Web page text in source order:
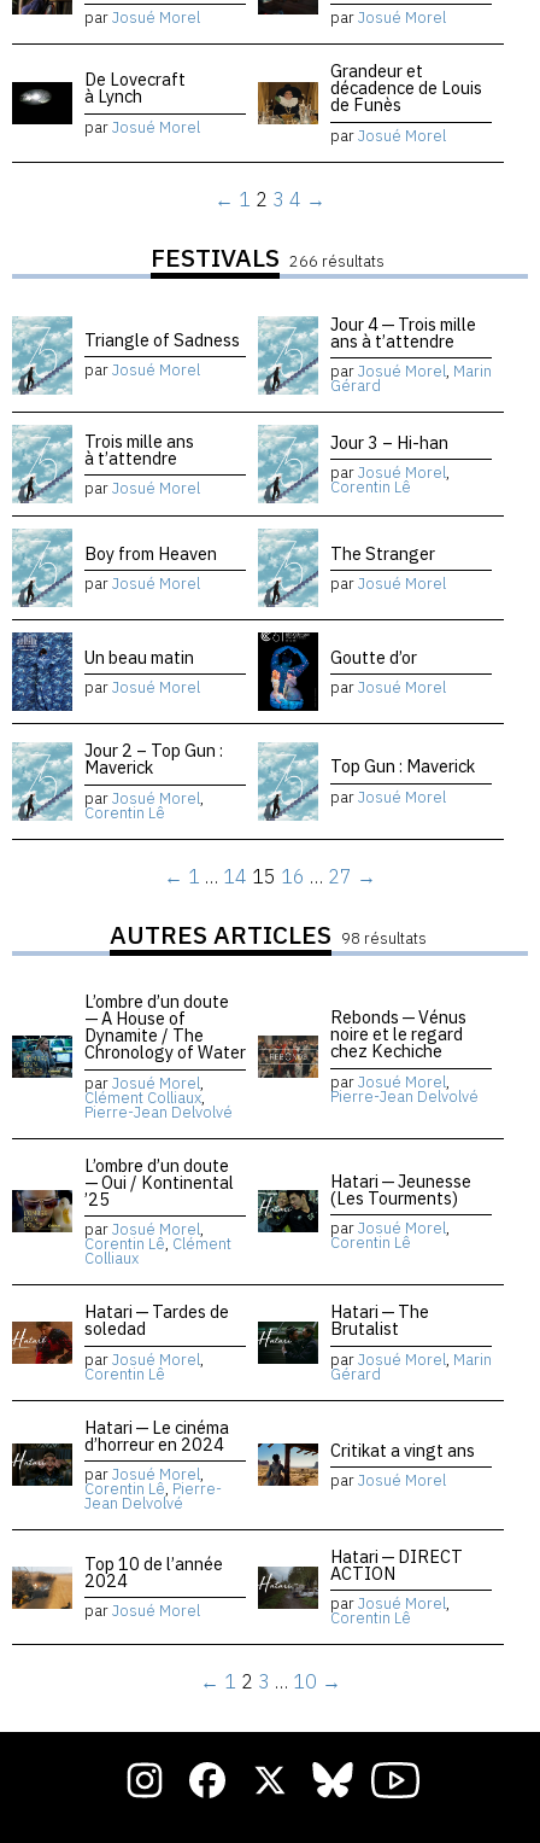
parJosué Morel parJosué Morel
De Lovecraft
à Lynch
parJosué Morel
Grandeur et
décadence de Louis
de Funès
parJosué Morel
← 1 2 3 4 →
FESTIVALS 266 résultats
Triangle of Sadness
parJosué Morel
Jour 4 — Trois mille
ans à t’attendre
parJosué Morel, Marin
Gérard
Trois mille ans
à t’attendre
parJosué Morel
Jour 3 – Hi-han
parJosué Morel,
Corentin Lê
Boy from Heaven
parJosué Morel
The Stranger
parJosué Morel
Un beau matin
parJosué Morel
Goutte d’or
parJosué Morel
Jour 2 – Top Gun :
Maverick
parJosué Morel,
Corentin Lê
Top Gun : Maverick
parJosué Morel
← 1 … 14 15 16 … 27 →
AUTRES ARTICLES 98 résultats
L’ombre d’un doute
— A House of
Dynamite / The
Chronology of Water
parJosué Morel,
Clément Colliaux,
Pierre-Jean Delvolvé
Rebonds — Vénus
noire et le regard
chez Kechiche
parJosué Morel,
Pierre-Jean Delvolvé
L’ombre d’un doute
— Oui / Kontinental
’25
parJosué Morel,
Corentin Lê, Clément
Colliaux
Hatari — Jeunesse
(Les Tourments)
parJosué Morel,
Corentin Lê
Hatari — Tardes de
soledad
parJosué Morel,
Corentin Lê
Hatari — The
Brutalist
parJosué Morel, Marin
Gérard
Hatari — Le cinéma
d’horreur en 2024
parJosué Morel,
Corentin Lê, Pierre-
Jean Delvolvé
Critikat a vingt ans
parJosué Morel
Top 10 de l’année
2024
parJosué Morel
Hatari — DIRECT
ACTION
parJosué Morel,
Corentin Lê
← 1 2 3 … 10 →